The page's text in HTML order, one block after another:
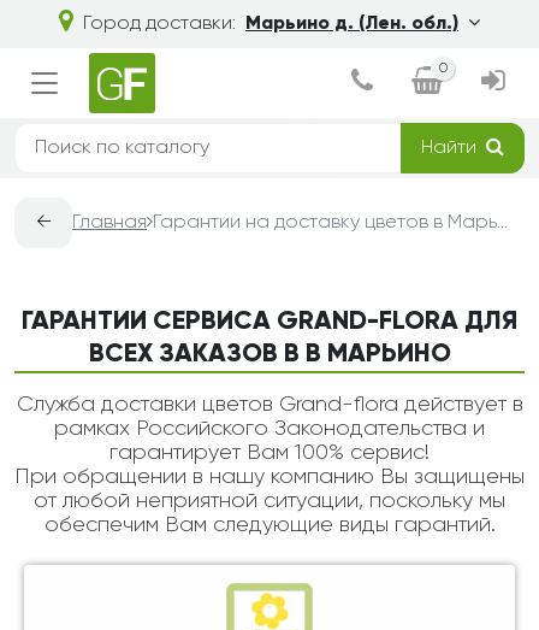
Город доставки: Марьино д. (Лен. обл.)
0
Найти
← Главная Гарантии на доставку цветов в Марьино — Grand-Flora
ГАРАНТИИ СЕРВИСА GRAND-FLORA ДЛЯ
ВСЕХ ЗАКАЗОВ В В МАРЬИНО
Служба доставки цветов Grand-flora действует в
рамках Российского Законодательства и
гарантирует Вам 100% сервис!
При обращении в нашу компанию Вы защищены
от любой неприятной ситуации, поскольку мы
обеспечим Вам следующие виды гарантий.